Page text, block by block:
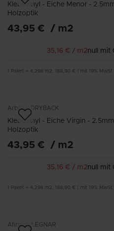
Klebevinyl - Eiche Menor -
Holzoptik
43,95 € / m2
35,16 € / m2null mit
Paket = 4,298 m2 188,90 € mit 19% MwSt
Arbiton DRYBACK
Klebevinyl - Eiche Virgin -
Holzoptik
43,95 € / m2
35,16 € / m2null mit
Paket = 4,298 m2 188,90 € mit 19% MwSt
Afirmax LEGNAR